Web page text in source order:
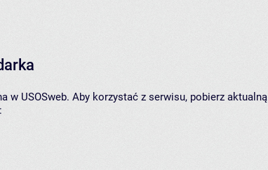
w USOSweb. Aby korzystać z serwisu, pobierz